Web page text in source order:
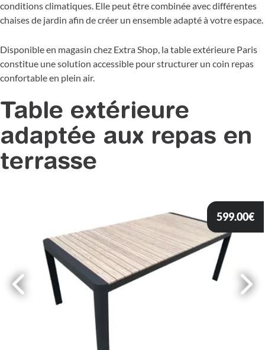
conditions climatiques. Elle peut être combinée avec différentes
chaises de jardin afin de créer un ensemble adapté à votre espace.
Disponible en magasin chez Extra Shop, la table extérieure Paris
constitue une solution accessible pour structurer un coin repas
confortable en plein air.
Table extérieure
adaptée aux repas en
terrasse
599.00€